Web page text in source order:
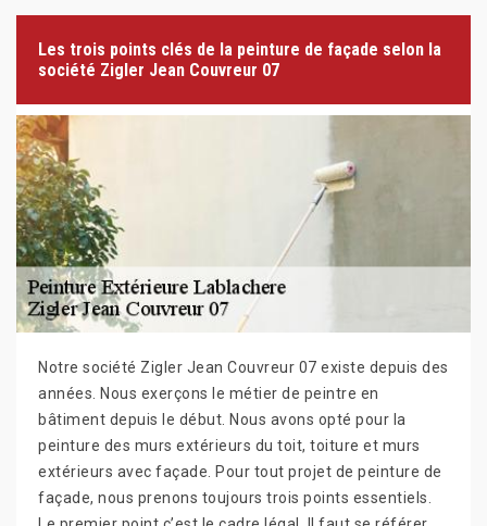
Les trois points clés de la peinture de façade selon la
société Zigler Jean Couvreur 07
Notre société Zigler Jean Couvreur 07 existe depuis des
années. Nous exerçons le métier de peintre en
bâtiment depuis le début. Nous avons opté pour la
peinture des murs extérieurs du toit, toiture et murs
extérieurs avec façade. Pour tout projet de peinture de
façade, nous prenons toujours trois points essentiels.